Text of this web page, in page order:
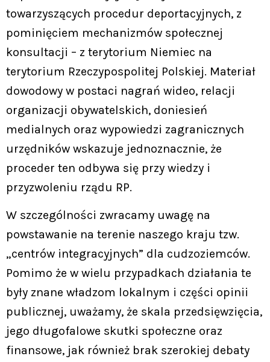
towarzyszących procedur deportacyjnych, z
pominięciem mechanizmów społecznej
konsultacji – z terytorium Niemiec na
terytorium Rzeczypospolitej Polskiej. Materiał
dowodowy w postaci nagrań wideo, relacji
organizacji obywatelskich, doniesień
medialnych oraz wypowiedzi zagranicznych
urzędników wskazuje jednoznacznie, że
proceder ten odbywa się przy wiedzy i
przyzwoleniu rządu RP.
W szczególności zwracamy uwagę na
powstawanie na terenie naszego kraju tzw.
„centrów integracyjnych” dla cudzoziemców.
Pomimo że w wielu przypadkach działania te
były znane władzom lokalnym i części opinii
publicznej, uważamy, że skala przedsięwzięcia,
jego długofalowe skutki społeczne oraz
finansowe, jak również brak szerokiej debaty